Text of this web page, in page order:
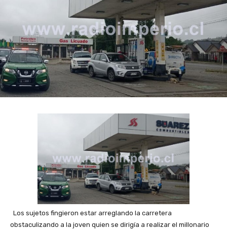
Los sujetos fingieron estar arreglando la carretera
obstaculizando a la joven quien se dirigía a realizar el millonario